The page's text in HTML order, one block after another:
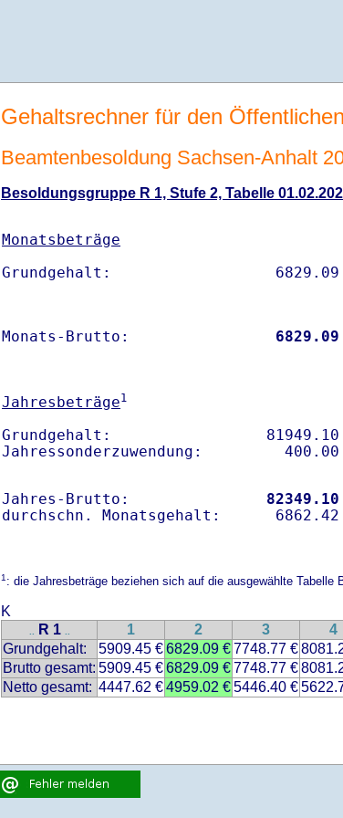
Gehaltsrechner für den
Beamtenbesoldung Sachsen-Anhalt
Besoldungsgruppe R 1, Stufe 2, Tabelle
Monatsbeträge
Monats-Brutto:
Jahresbeträge1
Grundgehalt:                 81949.10
Jahres-Brutto:
1: die Jahresbeträge beziehen sich auf die ausgewählte Tabelle
K
.. R 1 .. 1 2 3 4
Grundgehalt:
5909.45 €6829.09 €7748.77 €
Brutto gesamt: 5909.45 €6829.09 €7748.77 €
Netto gesamt: 4447.62 €4959.02 €5446.40 €